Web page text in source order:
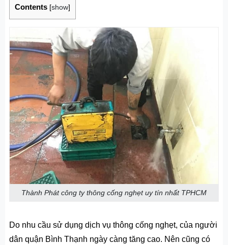
Contents [show]
Thành Phát công ty thông cống nghẹt uy tín nhất TPHCM
Do nhu cầu sử dụng dịch vụ thông cống nghẹt, của người
dân quận Bình Thạnh ngày càng tăng cao. Nên cũng có